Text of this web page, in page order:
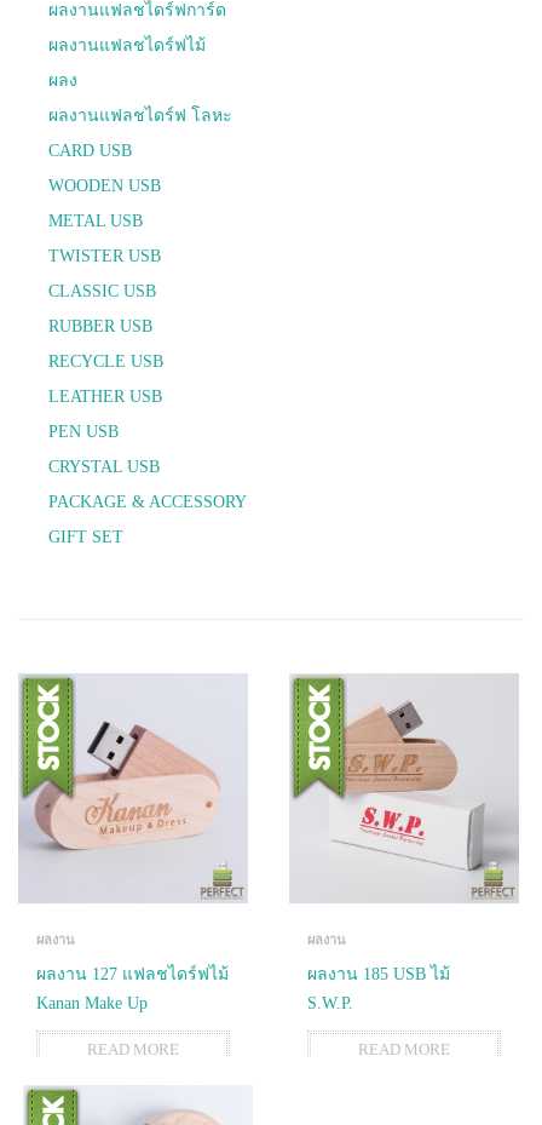
ผลงานแฟลชไดร์ฟการ์ด
ผลงานแฟลชไดร์ฟไม้
ผลง
ผลงานแฟลชไดร์ฟ โลหะ
CARD USB
WOODEN USB
METAL USB
TWISTER USB
CLASSIC USB
RUBBER USB
RECYCLE USB
LEATHER USB
PEN USB
CRYSTAL USB
PACKAGE & ACCESSORY
GIFT SET
ผลงาน
ผลงาน 127 แฟลชไดร์ฟไม้
Kanan Make Up
READ MORE
ผลงาน
ผลงาน 185 USB ไม้
S.W.P.
READ MORE